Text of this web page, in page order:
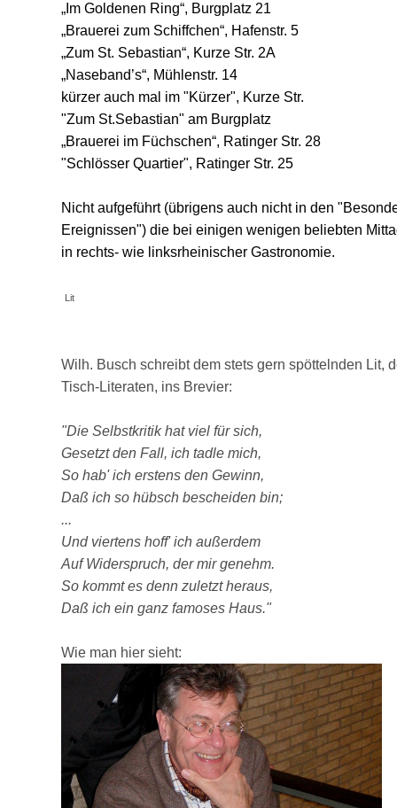
„Im Goldenen Ring“, Burgplatz 21
„Brauerei zum Schiffchen“, Hafenstr. 5
„Zum St. Sebastian“, Kurze Str. 2A
„Naseband’s“, Mühlenstr. 14
kürzer auch mal im "Kürzer", Kurze Str.
"Zum St.Sebastian" am Burgplatz
„Brauerei im Füchschen“, Ratinger Str. 28
"Schlösser Quartier", Ratinger Str. 25
Nicht aufgeführt (übrigens auch nicht in den
Ereignissen") die bei einigen wenigen beliebten
in rechts- wie linksrheinischer Gastronomie.
Lit
Wilh. Busch schreibt dem stets gern spöttelnden Lit,
Tisch-Literaten, ins Brevier:
"Die Selbstkritik hat viel für sich,
Gesetzt den Fall, ich tadle mich,
So hab' ich erstens den Gewinn,
Daß ich so hübsch bescheiden bin;
...
Und viertens hoff' ich außerdem
Auf Widerspruch, der mir genehm.
So kommt es denn zuletzt heraus,
Daß ich ein ganz famoses Haus."
Wie man hier sieht: